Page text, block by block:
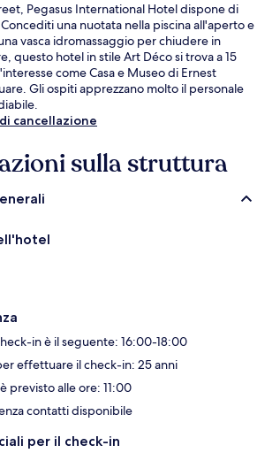
Pegasus International Hotel dispone di
una nuotata nella piscina all'aperto e
vasca idromassaggio per chiudere in
questo hotel in stile Art Déco si trova a 15
come Casa e Museo di Ernest
Gli ospiti apprezzano molto il personale
cancellazione
sulla struttura
in è il seguente: 16:00-18:00
effettuare il check-in: 25 anni
previsto alle ore: 11:00
contatti disponibile
per il check-in